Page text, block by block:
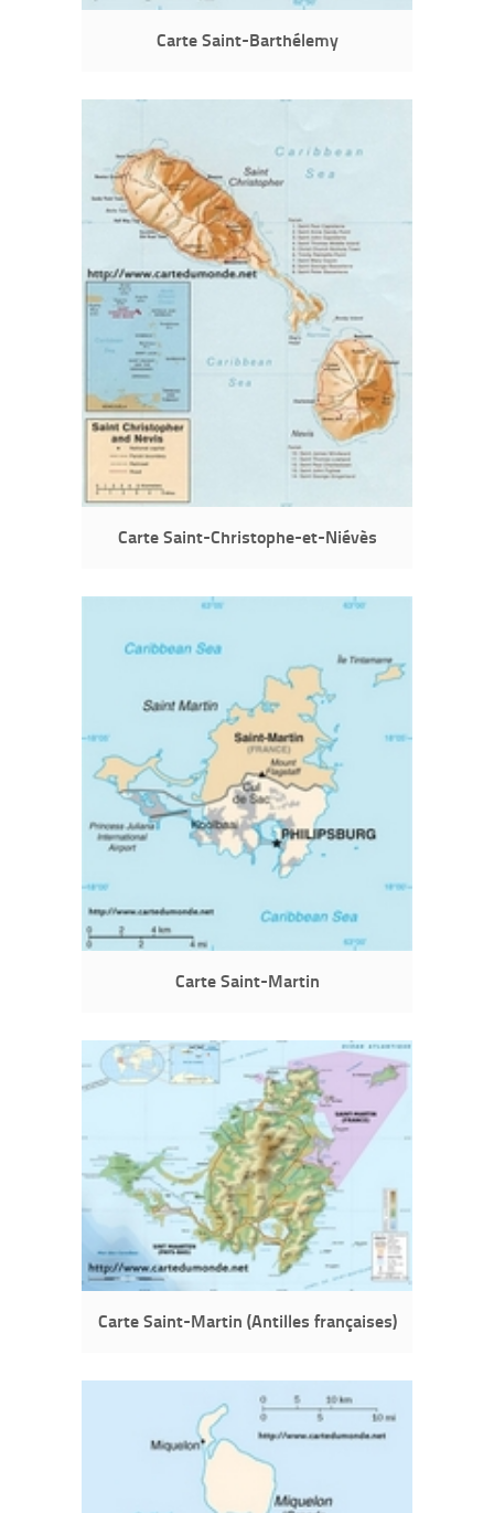
Carte Saint-Barthélemy
Carte Saint-Christophe-et-Niévès
Carte Saint-Martin
Carte Saint-Martin (Antilles françaises)